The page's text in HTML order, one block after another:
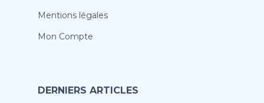
Mentions légales
Mon Compte
DERNIERS ARTICLES